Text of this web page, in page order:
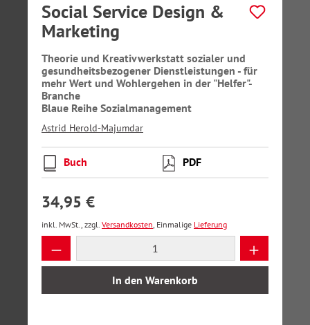
Social Service Design &
Marketing
Theorie und Kreativwerkstatt sozialer und
gesundheitsbezogener Dienstleistungen - für
mehr Wert und Wohlergehen in der "Helfer"-
Branche
Blaue Reihe Sozialmanagement
Astrid Herold-Majumdar
Buch PDF
34,95 €
inkl. MwSt., zzgl. Versandkosten, Einmalige Lieferung
Produkt Anzahl: Gib den gewünschten
In den Warenkorb